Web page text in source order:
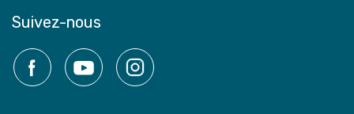
Suivez-nous
Facebook YouTube